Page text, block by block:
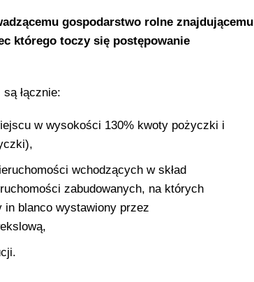
gospodarstwo rolne znajdującemu
którego toczy się postępowanie
łącznie:
w wysokości 130% kwoty pożyczki i
wchodzących w skład
zabudowanych, na których
in blanco wystawiony przez